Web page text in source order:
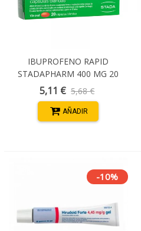
IBUPROFENO RAPID
STADAPHARM 400 MG 20
CAPSULAS BLANDAS
5,11 € 5,68 €
AÑADIR
-10%